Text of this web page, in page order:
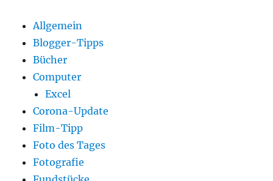
Allgemein
Blogger-Tipps
Bücher
Computer
Excel
Corona-Update
Film-Tipp
Foto des Tages
Fotografie